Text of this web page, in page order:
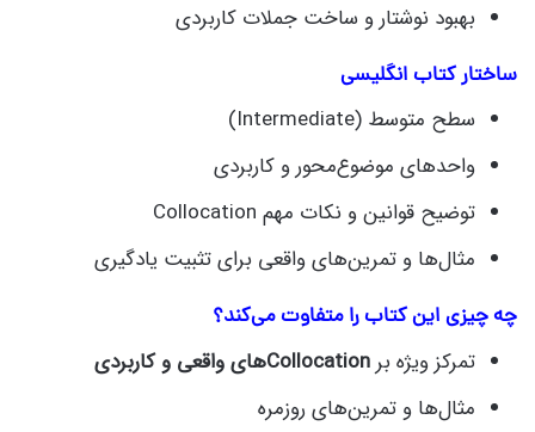
بهبود نوشتار و ساخت جملات کاربردی
ساختار کتاب انگلیسی
سطح متوسط (Intermediate)
واحدهای موضوع‌محور و کاربردی
توضیح قوانین و نکات مهم Collocation
مثال‌ها و تمرین‌های واقعی برای تثبیت یادگیری
چه چیزی این کتاب را متفاوت می‌کند؟
تمرکز ویژه برCollocationهای واقعی و کاربردی
مثال‌ها و تمرین‌های روزمره